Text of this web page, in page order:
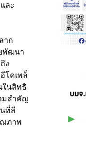
ละ
าก
พัฒนา
ง
โคเพล็
ในสิทธิ
มสำคัญ
นที่สี
ณภาพ